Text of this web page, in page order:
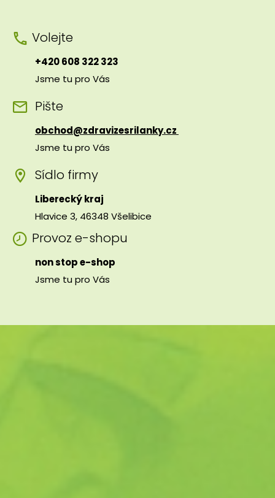
Volejte
+420 608 322 323
Jsme tu pro Vás
Pište
obchod@zdravizesrilanky.cz
Jsme tu pro Vás
Sídlo firmy
Liberecký kraj
Hlavice 3, 46348 Všelibice
Provoz e-shopu
non stop e-shop
Jsme tu pro Vás